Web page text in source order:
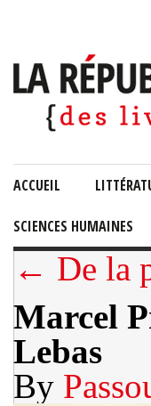
ACCUEIL
SCIENCES HUMAINES
← De la
Marcel
Lebas
By